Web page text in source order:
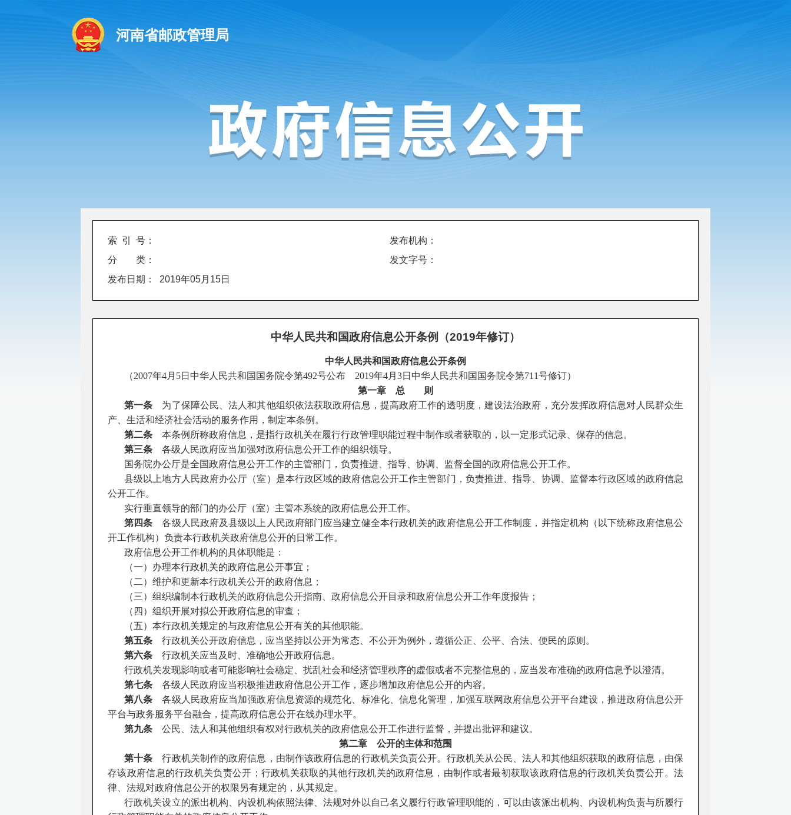
河南省邮政管理局
索 引 号：
发布机构：
分 类：
发文字号：
发布日期：
2019年05月15日
中华人民共和国政府信息公开条例（2019年修订）
中华人民共和国政府信息公开条例
（2007年4月5日中华人民共和国国务院令第492号公布 2019年4月3日中华人民共和国国务院令第711号修订）
第一章 总 则
第一条 为了保障公民、法人和其他组织依法获取政府信息，提高政府工作的透明度，建设法治政府，充分发挥政府信息对人民群众生
产、生活和经济社会活动的服务作用，制定本条例。
第二条 本条例所称政府信息，是指行政机关在履行行政管理职能过程中制作或者获取的，以一定形式记录、保存的信息。
第三条 各级人民政府应当加强对政府信息公开工作的组织领导。
国务院办公厅是全国政府信息公开工作的主管部门，负责推进、指导、协调、监督全国的政府信息公开工作。
县级以上地方人民政府办公厅（室）是本行政区域的政府信息公开工作主管部门，负责推进、指导、协调、监督本行政区域的政府信息
公开工作。
实行垂直领导的部门的办公厅（室）主管本系统的政府信息公开工作。
第四条 各级人民政府及县级以上人民政府部门应当建立健全本行政机关的政府信息公开工作制度，并指定机构（以下统称政府信息公
开工作机构）负责本行政机关政府信息公开的日常工作。
政府信息公开工作机构的具体职能是：
（一）办理本行政机关的政府信息公开事宜；
（二）维护和更新本行政机关公开的政府信息；
（三）组织编制本行政机关的政府信息公开指南、政府信息公开目录和政府信息公开工作年度报告；
（四）组织开展对拟公开政府信息的审查；
（五）本行政机关规定的与政府信息公开有关的其他职能。
第五条 行政机关公开政府信息，应当坚持以公开为常态、不公开为例外，遵循公正、公平、合法、便民的原则。
第六条 行政机关应当及时、准确地公开政府信息。
行政机关发现影响或者可能影响社会稳定、扰乱社会和经济管理秩序的虚假或者不完整信息的，应当发布准确的政府信息予以澄清。
第七条 各级人民政府应当积极推进政府信息公开工作，逐步增加政府信息公开的内容。
第八条 各级人民政府应当加强政府信息资源的规范化、标准化、信息化管理，加强互联网政府信息公开平台建设，推进政府信息公开
平台与政务服务平台融合，提高政府信息公开在线办理水平。
第九条 公民、法人和其他组织有权对行政机关的政府信息公开工作进行监督，并提出批评和建议。
第二章 公开的主体和范围
第十条 行政机关制作的政府信息，由制作该政府信息的行政机关负责公开。行政机关从公民、法人和其他组织获取的政府信息，由保
存该政府信息的行政机关负责公开；行政机关获取的其他行政机关的政府信息，由制作或者最初获取该政府信息的行政机关负责公开。法
律、法规对政府信息公开的权限另有规定的，从其规定。
行政机关设立的派出机构、内设机构依照法律、法规对外以自己名义履行行政管理职能的，可以由该派出机构、内设机构负责与所履行